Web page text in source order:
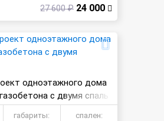
27 600 ₽ 24 000
одноэтажного дома
с двумя спаль
габариты: спален: